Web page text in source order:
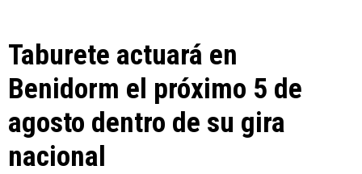
Taburete actuará en
Benidorm el próximo 5 de
agosto dentro de su gira
nacional